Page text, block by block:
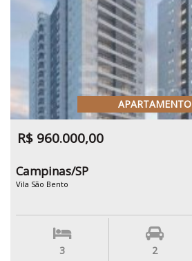
APARTAMENTO
R$ 960.000,00
Campinas/SP
Vila São Bento
3 2